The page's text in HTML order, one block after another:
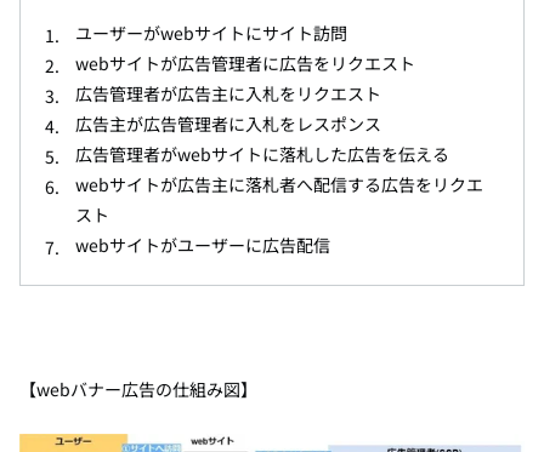
ユーザーがwebサイトにサイト訪問
webサイトが広告管理者に広告をリクエスト
広告管理者が広告主に入札をリクエスト
広告主が広告管理者に入札をレスポンス
広告管理者がwebサイトに落札した広告を伝える
webサイトが広告主に落札者へ配信する広告をリクエ
スト
webサイトがユーザーに広告配信
【webバナー広告の仕組み図】